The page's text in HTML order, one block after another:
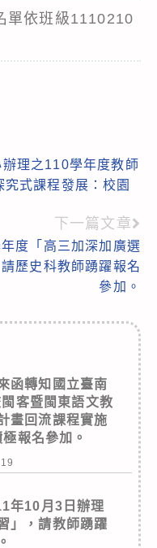
單依班級1110210
理之110學年度教師
式課程發展：校園
下一篇文章
度「高三加深加廣選
歷史科教師踴躍報名
參加。
函轉知國立臺南
客暨閩東語文教
畫回流課程實施
報名參加。
年10月3日辦理
」，請教師踴躍